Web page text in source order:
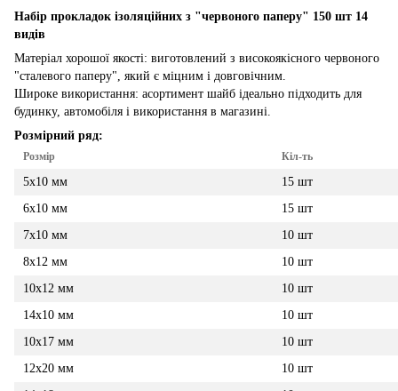
Набір прокладок ізоляційних з "червоного паперу" 150 шт 14
видів
Матеріал хорошої якості: виготовлений з високоякісного червоного
"сталевого паперу", який є міцним і довговічним.
Широке використання: асортимент шайб ідеально підходить для
будинку, автомобіля і використання в магазині.
Розмірний ряд:
Розмір Кіл-ть
5х10 мм
15 шт
6х10 мм
15 шт
7х10 мм
10 шт
8х12 мм
10 шт
10х12 мм
10 шт
14х10 мм
10 шт
10х17 мм
10 шт
12х20 мм
10 шт